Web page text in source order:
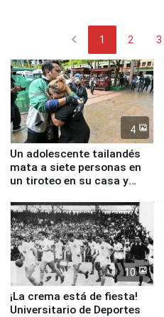
chevron_left 1 2 3
4
Un adolescente tailandés
mata a siete personas en
un tiroteo en su casa y
10
¡La crema está de fiesta!
Universitario de Deportes